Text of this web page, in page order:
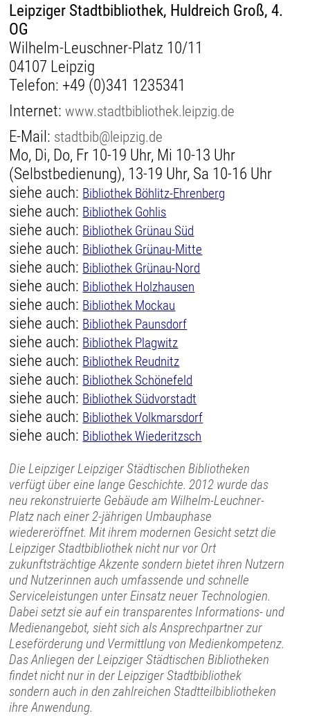
Leipziger Stadtbibliothek, Huldreich Groß, 4.
OG
Wilhelm-Leuschner-Platz 10/11
04107 Leipzig
Telefon: +49 (0)341 1235341
Internet:www.stadtbibliothek.leipzig.de
E-Mail: stadtbib@leipzig.de
Mo, Di, Do, Fr 10-19 Uhr, Mi 10-13 Uhr
(Selbstbedienung), 13-19 Uhr, Sa 10-16 Uhr
siehe auch: Bibliothek Böhlitz-Ehrenberg
siehe auch: Bibliothek Gohlis
siehe auch: Bibliothek Grünau Süd
siehe auch: Bibliothek Grünau-Mitte
siehe auch: Bibliothek Grünau-Nord
siehe auch: Bibliothek Holzhausen
siehe auch: Bibliothek Mockau
siehe auch: Bibliothek Paunsdorf
siehe auch: Bibliothek Plagwitz
siehe auch: Bibliothek Reudnitz
siehe auch: Bibliothek Schönefeld
siehe auch: Bibliothek Südvorstadt
siehe auch: Bibliothek Volkmarsdorf
siehe auch: Bibliothek Wiederitzsch
Die Leipziger Leipziger Städtischen Bibliotheken
verfügt über eine lange Geschichte. 2012 wurde das
neu rekonstruierte Gebäude am Wilhelm-Leuchner-
Platz nach einer 2-jährigen Umbauphase
wiedereröffnet. Mit ihrem modernen Gesicht setzt die
Leipziger Stadtbibliothek nicht nur vor Ort
zukunftsträchtige Akzente sondern bietet ihren Nutzern
und Nutzerinnen auch umfassende und schnelle
Serviceleistungen unter Einsatz neuer Technologien.
Dabei setzt sie auf ein transparentes Informations- und
Medienangebot, sieht sich als Ansprechpartner zur
Leseförderung und Vermittlung von Medienkompetenz.
Das Anliegen der Leipziger Städtischen Bibliotheken
findet nicht nur in der Leipziger Stadtbibliothek
sondern auch in den zahlreichen Stadtteilbibliotheken
ihre Anwendung.